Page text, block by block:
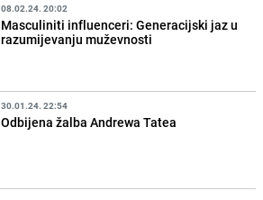
08.02.24. 20:02
Masculiniti influenceri: Generacijski jaz u
razumijevanju muževnosti
30.01.24. 22:54
Odbijena žalba Andrewa Tatea